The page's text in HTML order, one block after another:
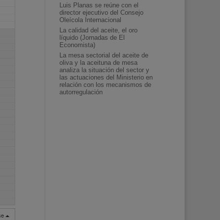
Luis Planas se reúne con el
director ejecutivo del Consejo
Oleícola Internacional
La calidad del aceite, el oro
líquido (Jornadas de El
Economista)
La mesa sectorial del aceite de
oliva y la aceituna de mesa
analiza la situación del sector y
las actuaciones del Ministerio en
relación con los mecanismos de
autorregulación